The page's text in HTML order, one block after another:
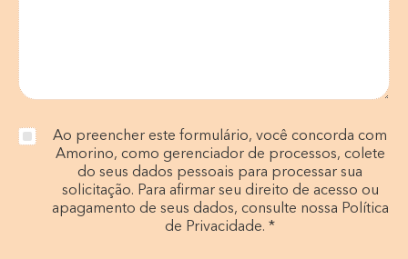
Ao preencher este formulário, você concorda com
Amorino, como gerenciador de processos, colete
do seus dados pessoais para processar sua
solicitação. Para afirmar seu direito de acesso ou
apagamento de seus dados, consulte nossa Política
de Privacidade. *